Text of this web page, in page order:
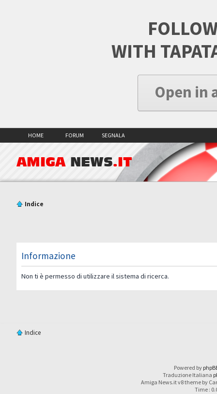
WITH
Open in
HOME FORUM SEGNALA
AMIGA NEWS.IT
Indice
Informazione
Non ti è permesso di utilizzare il sistema di ricerca.
Indice
Powered by
Traduzione Italiana
Amiga News.it v8 theme by
Time :